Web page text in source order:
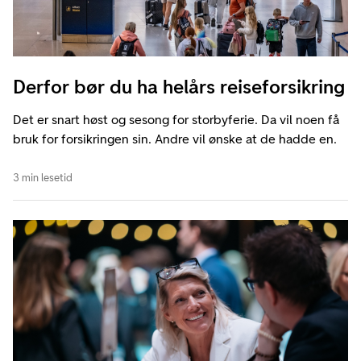
Derfor bør du ha helårs reiseforsikring
Det er snart høst og sesong for storbyferie. Da vil noen få
bruk for forsikringen sin. Andre vil ønske at de hadde en.
3 min lesetid